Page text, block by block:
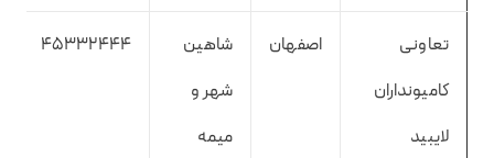
تعاونی
کامیونداران
لایبید
اصفهان
شاهین
شهر و
میمه
45332444